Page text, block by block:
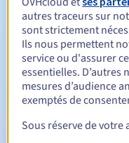
Durée de
Période de
autres traceurs sur
sont strictement
Ils nous permettent
service ou d'assurer
essentielles.
mesures d’audience
exemptés de
Sous réserve de